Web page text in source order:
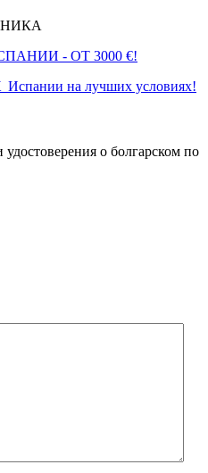
- ОТ 3000 €!
на лучших условиях!
о болгарском по